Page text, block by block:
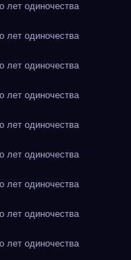
лет одиночества
лет одиночества
лет одиночества
лет одиночества
лет одиночества
лет одиночества
лет одиночества
лет одиночества
лет одиночества